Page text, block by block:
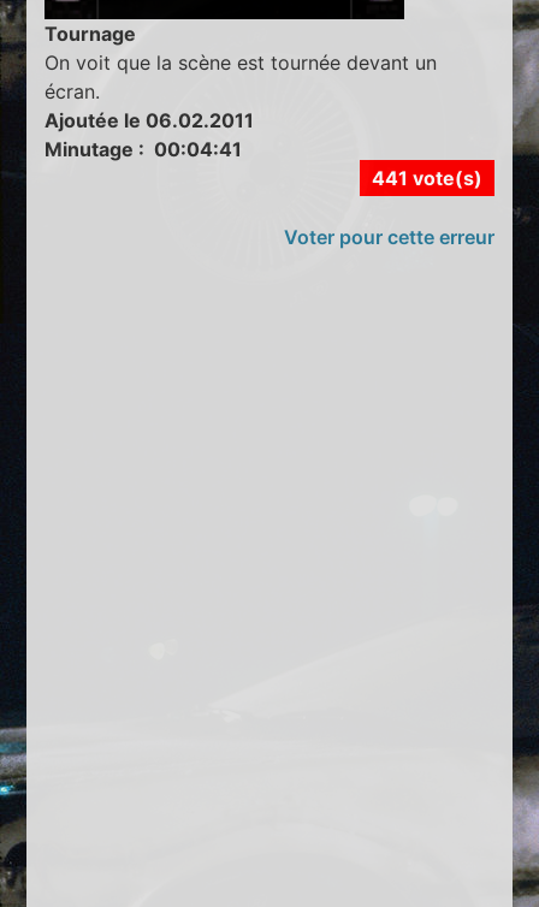
Tournage
On voit que la scène est tournée devant un
écran.
Ajoutée le 06.02.2011
Minutage : 00:04:41
441 vote(s)
Voter pour cette erreur